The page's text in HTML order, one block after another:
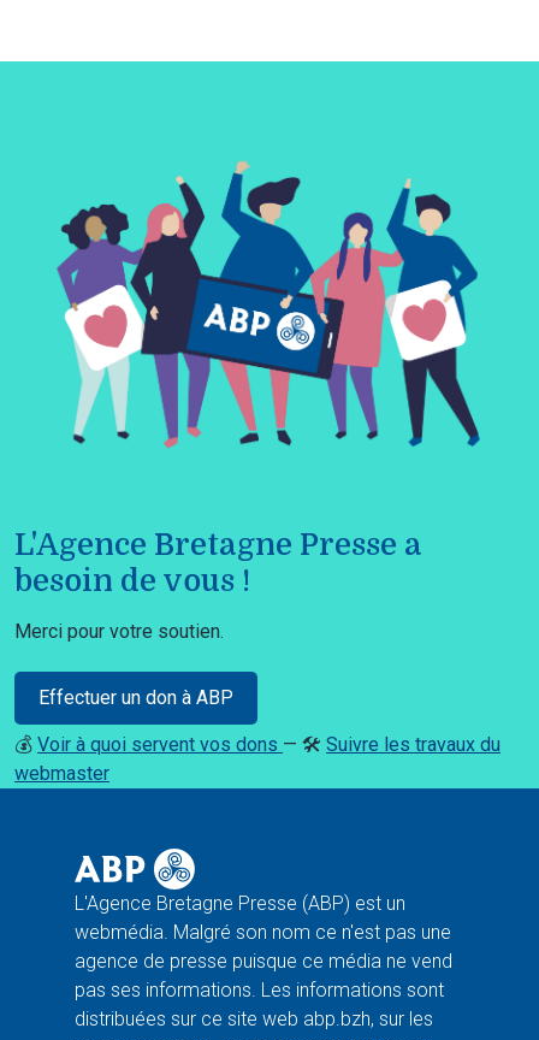
L'Agence Bretagne Presse a
besoin de vous !
Merci pour votre soutien.
Effectuer un don à ABP
💰 Voir à quoi servent vos dons — 🛠️ Suivre les travaux du
webmaster
L'Agence Bretagne Presse (ABP) est un
webmédia. Malgré son nom ce n'est pas une
agence de presse puisque ce média ne vend
pas ses informations. Les informations sont
distribuées sur ce site web abp.bzh, sur les